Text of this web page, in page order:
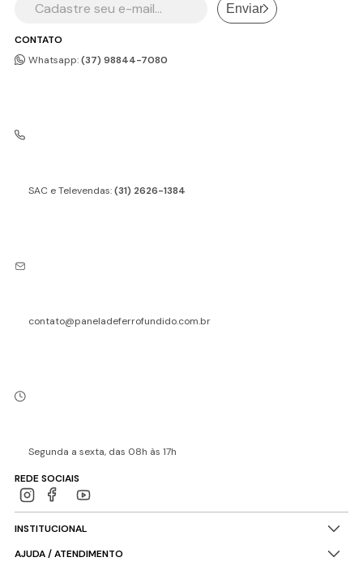
CONTATO
Whatsapp:(37) 98844-7080
SAC e Televendas:(31) 2626-1384
contato@paneladeferrofundido.com.br
Segunda a sexta, das 08h às 17h
REDE SOCIAIS
INSTITUCIONAL
AJUDA / ATENDIMENTO
Enviar